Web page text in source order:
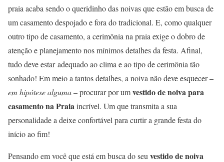
praia acaba sendo o queridinho das noivas que estão em busca de
um casamento despojado e fora do tradicional. E, como qualquer
outro tipo de casamento, a cerimônia na praia exige o dobro de
atenção e planejamento nos mínimos detalhes da festa. Afinal,
tudo deve estar adequado ao clima e ao tipo de cerimônia tão
sonhado! Em meio a tantos detalhes, a noiva não deve esquecer –
em hipótese alguma– procurar por umvestido de noiva para
casamento na Praiaincrível. Um que transmita a sua
personalidade a deixe confortável para curtir a grande festa do
início ao fim!
Pensando em você que está em busca do seu vestido de noiva